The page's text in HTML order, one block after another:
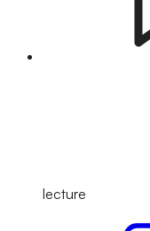
lecture